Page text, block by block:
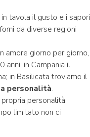
tavola il gusto e i sapori
da diverse regioni
amore giorno per giorno,
in Campania il
in Basilicata troviamo il
personalità.
personalità
limitato non ci